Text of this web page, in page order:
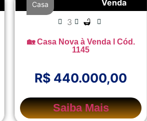
Venda
Casa
3
🏡 Casa Nova à Venda l Cód.
1145
R$ 440.000,00
Saiba Mais